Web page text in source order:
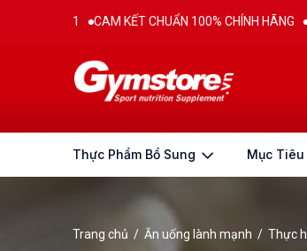
KẾT CHUẨN 100% CHÍNH HÃNG FREESHIP TOÀN
Thực Phẩm Bổ Sung Mục Tiêu
Trang chủ / Ăn uống lành mạnh / Thực